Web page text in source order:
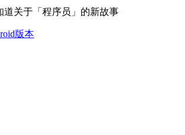
道关于「程序员」的新故事
版本